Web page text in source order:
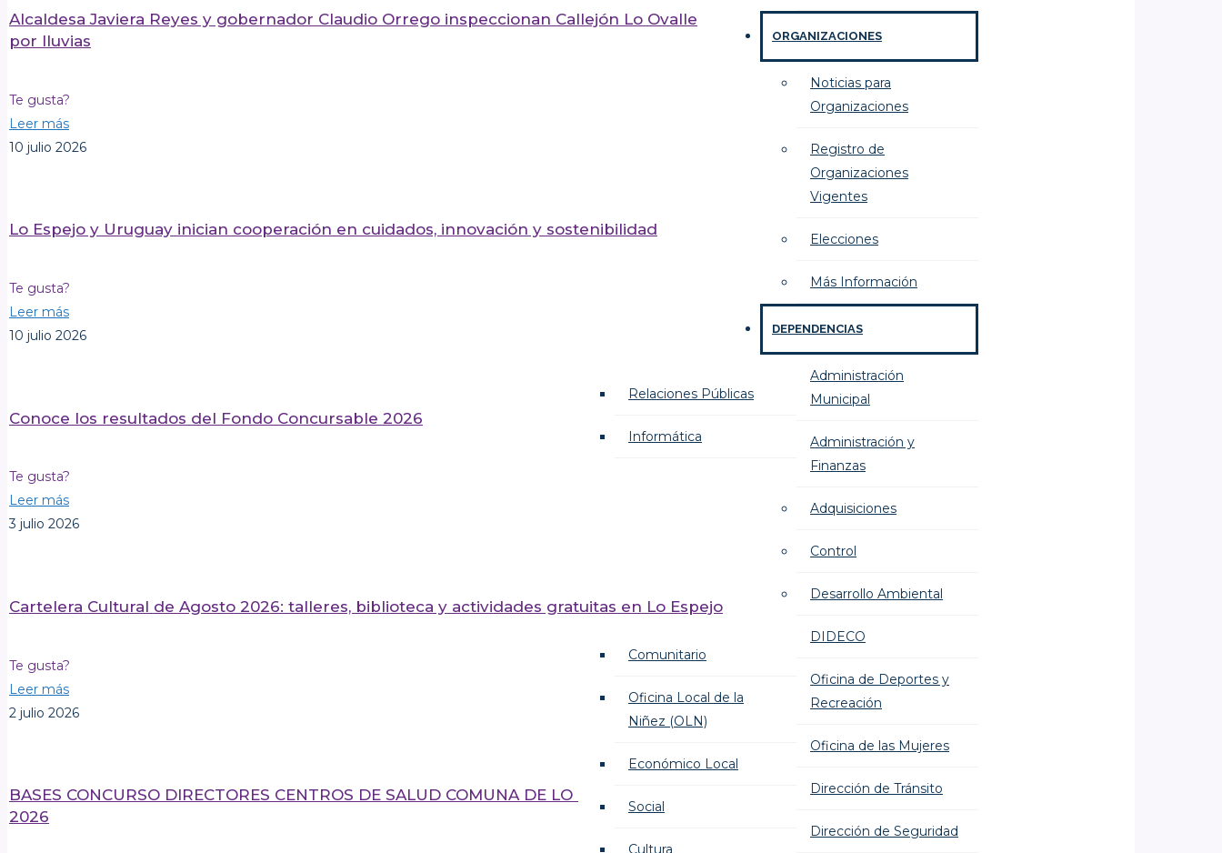
ORGANIZACIONES
Noticias para
Organizaciones
Registro de
Organizaciones
Vigentes
Elecciones
Más Información
DEPENDENCIAS
Administración
Municipal
Relaciones Públicas
Informática
Administración y
Finanzas
Adquisiciones
Control
Desarrollo Ambiental
DIDECO
Comunitario
Oficina Local de la
Niñez (OLN)
Económico Local
Social
Cultura
Oficina de Deportes y
Recreación
Oficina de las Mujeres
Dirección de Tránsito
Dirección de Seguridad
Alcaldesa Javiera Reyes y gobernador Claudio Orrego inspeccionan Callejón Lo Ovalle
por lluvias
Te gusta?
Leer más
10 julio 2026
Lo Espejo y Uruguay inician cooperación en cuidados, innovación y sostenibilidad
Te gusta?
Leer más
10 julio 2026
Conoce los resultados del Fondo Concursable 2026
Te gusta?
Leer más
3 julio 2026
Cartelera Cultural de Agosto 2026: talleres, biblioteca y actividades gratuitas en Lo Espejo
Te gusta?
Leer más
2 julio 2026
BASES CONCURSO DIRECTORES CENTROS DE SALUD COMUNA DE LO ESPEJO AÑO
2026